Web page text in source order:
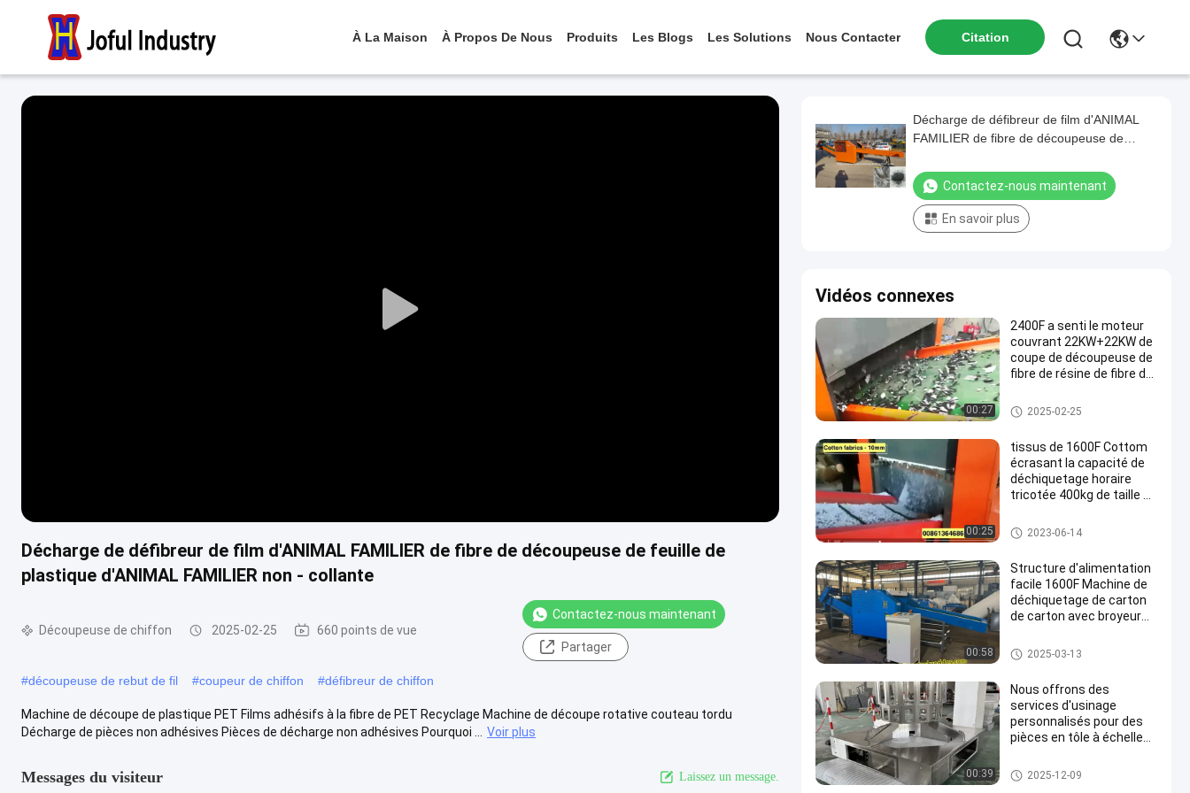
À La Maison À Propos De Nous Produits Les Blogs Les Solutions Nous Contacter Citation
Play
Décharge de défibreur de film d'ANIMAL FAMILIER de fibre de découpeuse de feuille de
plastique d'ANIMAL FAMILIER non - collante
Découpeuse de chiffon 2025-02-25 660 points de vue
Contactez-nous maintenant
Partager
#découpeuse de rebut de fil #coupeur de chiffon #défibreur de chiffon
Machine de découpe de plastique PET Films adhésifs à la fibre de PET Recyclage Machine de découpe rotative couteau tordu
Décharge de pièces non adhésives Pièces de décharge non adhésives Pourquoi ...
Voir plus
Messages du visiteur Laissez un message.
Décharge de défibreur de film d'ANIMAL
FAMILIER de fibre de découpeuse de
non - collante
Contactez-nous maintenant
En savoir plus
Vidéos connexes
00:27
2400F a senti le moteur
couvrant 22KW+22KW de
coupe de découpeuse de
fibre de résine de fibre de
Découpeuse de chiffon
2025-02-25
00:25
tissus de 1600F Cottom
écrasant la capacité de
déchiquetage horaire
tricotée 400kg de taille de
tissu
Découpeuse de chiffon
2023-06-14
00:58
Structure d'alimentation
facile 1600F Machine de
déchiquetage de carton
de carton avec broyeur
taille de décharge
réglable
Découpeuse de chiffon
2025-03-13
00:39
Nous offrons des
services d'usinage
personnalisés pour des
pièces en tôle à échelle
en acier inoxydable
basées sur les dessins
Services de fabrication en acie
r inoxydable
2025-12-09